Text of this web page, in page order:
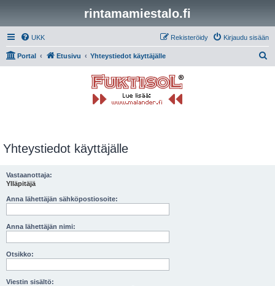
rintamamiestalo.fi
UKK Kirjaudu sisään
Rekisteröidy
Portal Etusivu Yhteystiedot käyttäjälle
Yhteystiedot käyttäjälle
Vastaanottaja:
Ylläpitäjä
Anna lähettäjän sähköpostiosoite:
Anna lähettäjän nimi:
Otsikko:
Viestin sisältö: